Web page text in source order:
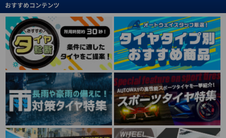
おすすめコンテンツ